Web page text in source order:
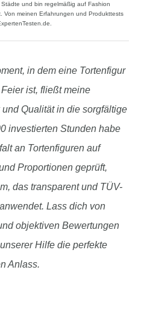
und bin regelmäßig auf Fashion
Von meinen Erfahrungen und Produkttests
in dem eine Tortenfigur
ist, fließt meine
Qualität in die sorgfältige
investierten Stunden habe
an Tortenfiguren auf
Proportionen geprüft,
das transparent und TÜV-
Lass dich von
objektiven Bewertungen
Hilfe die perfekte
Anlass.